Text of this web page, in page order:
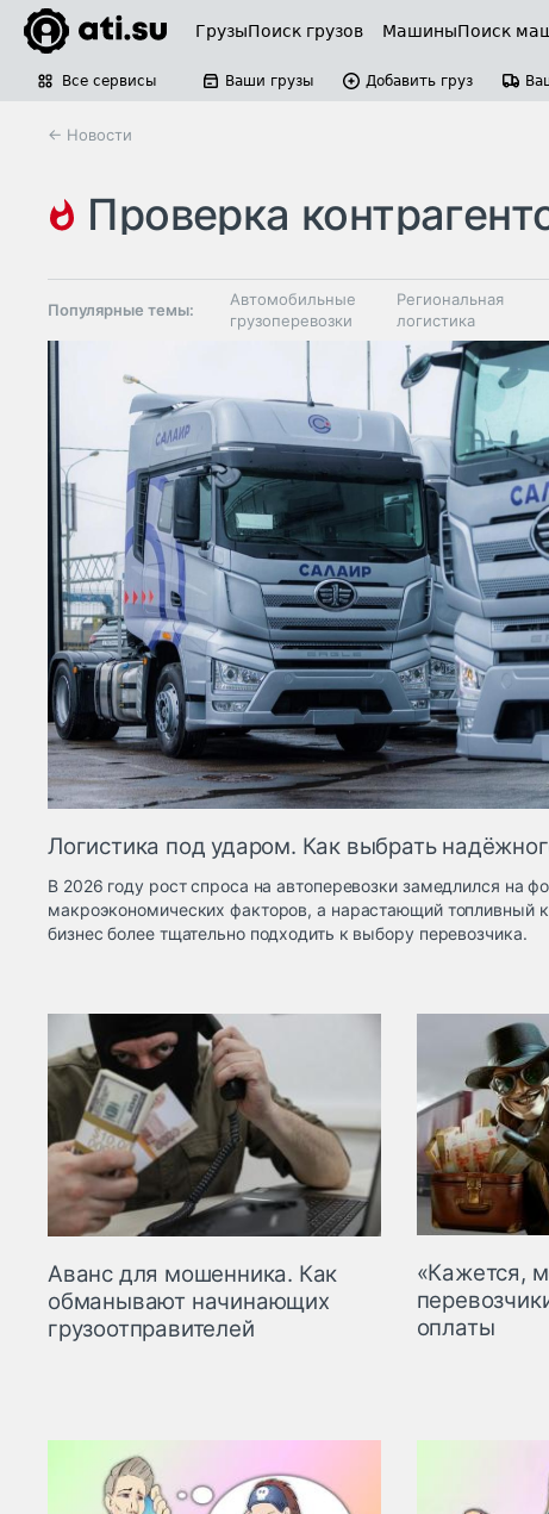
ГрузыПоиск грузов МашиныПоиск
Все сервисы Ваши грузы Добавить груз
← Новости
проверка
статьи о безопасности и проверках контрагентов
Популярные темы:
Автомобильные
грузоперевозки
Региональная
логистика
Таможня и ВЭД
Склады и
грузовые
терминалы
Логистика под ударом. Как выбрать
В 2026 году рост спроса на автоперевозки замедлился на
макроэкономических факторов, а нарастающий топливный
бизнес более тщательно подходить к выбору перевозчика.
Аванс для мошенника. Как
обманывают начинающих
грузоотправителей
«Кажется,
оплаты